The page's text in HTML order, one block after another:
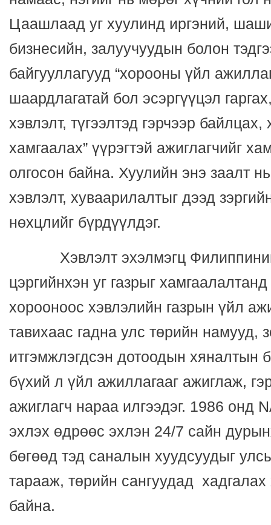
Цаашлаад уг хуулинд иргэний,
бизнесийн, залуучуудын болон
байгууллагууд “хорооны үйл
шаардлагатай бол эсэргүүцэл
хэвлэлт, түгээлтэд гэрчээр байлцах,
хамгаалах” үүрэгтэй ажиглагчийг
олгосон байна. Хуулийн энэ заалт
хэвлэлт, хуваарилалтыг дээд
нөхцлийг бүрдүүлдэг.
Хэвлэлт эхэлмэгц Филиппиний
цэргийнхэн уг газрыг
хорооноос хэвлэлийн газрын үйл
тавихаас гадна улс төрийн намууд,
итгэмжлэгдсэн дотоодын хяналтын
бүхий л үйл ажиллагааг ажиглаж,
ажиглагч нараа илгээдэг. 1986 онд
эхлэх өдрөөс эхлэн 24/7 сайн
бөгөөд тэд саналын хуудсуудыг
тарааж, төрийн сангуудад хадгалах
байна.